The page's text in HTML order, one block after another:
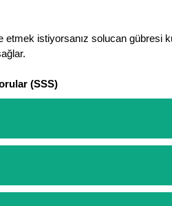
istiyorsanız solucan gübresi
(SSS)
havale/eft veya sipariş